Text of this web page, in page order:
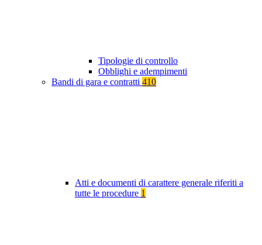
Tipologie di controllo
Obblighi e adempimenti
Bandi di gara e contratti 410
Atti e documenti di carattere generale riferiti a
tutte le procedure 1